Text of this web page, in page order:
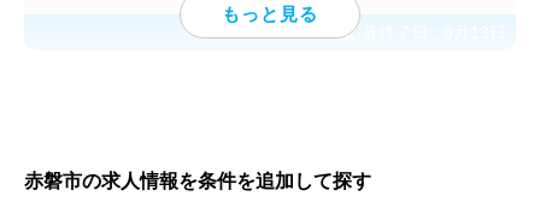
応募終了日：
赤磐市の求人情報を条件を追加して探す